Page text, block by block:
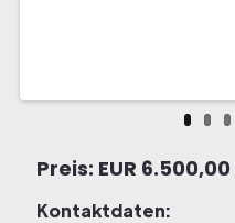
Preis: EUR 6.500,00
Kontaktdaten: